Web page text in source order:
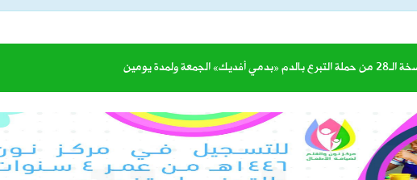
ولمدة يومين
استقبال طلبات القبول للعام الجامعي 1448هـ عبر منصة «قبول»